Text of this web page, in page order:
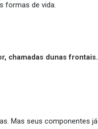
formas de vida.
chamadas dunas frontais.
Mas seus componentes já